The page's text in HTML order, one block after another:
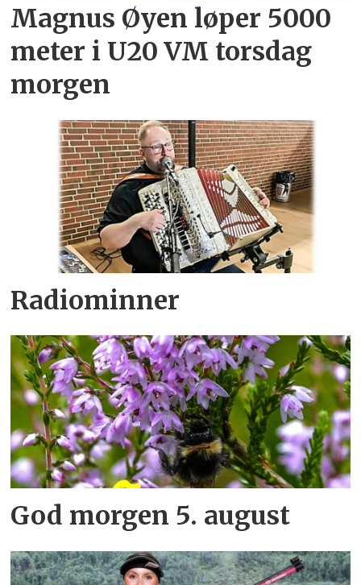
Magnus Øyen løper 5000
meter i U20 VM torsdag
morgen
Radiominner
God morgen 5. august